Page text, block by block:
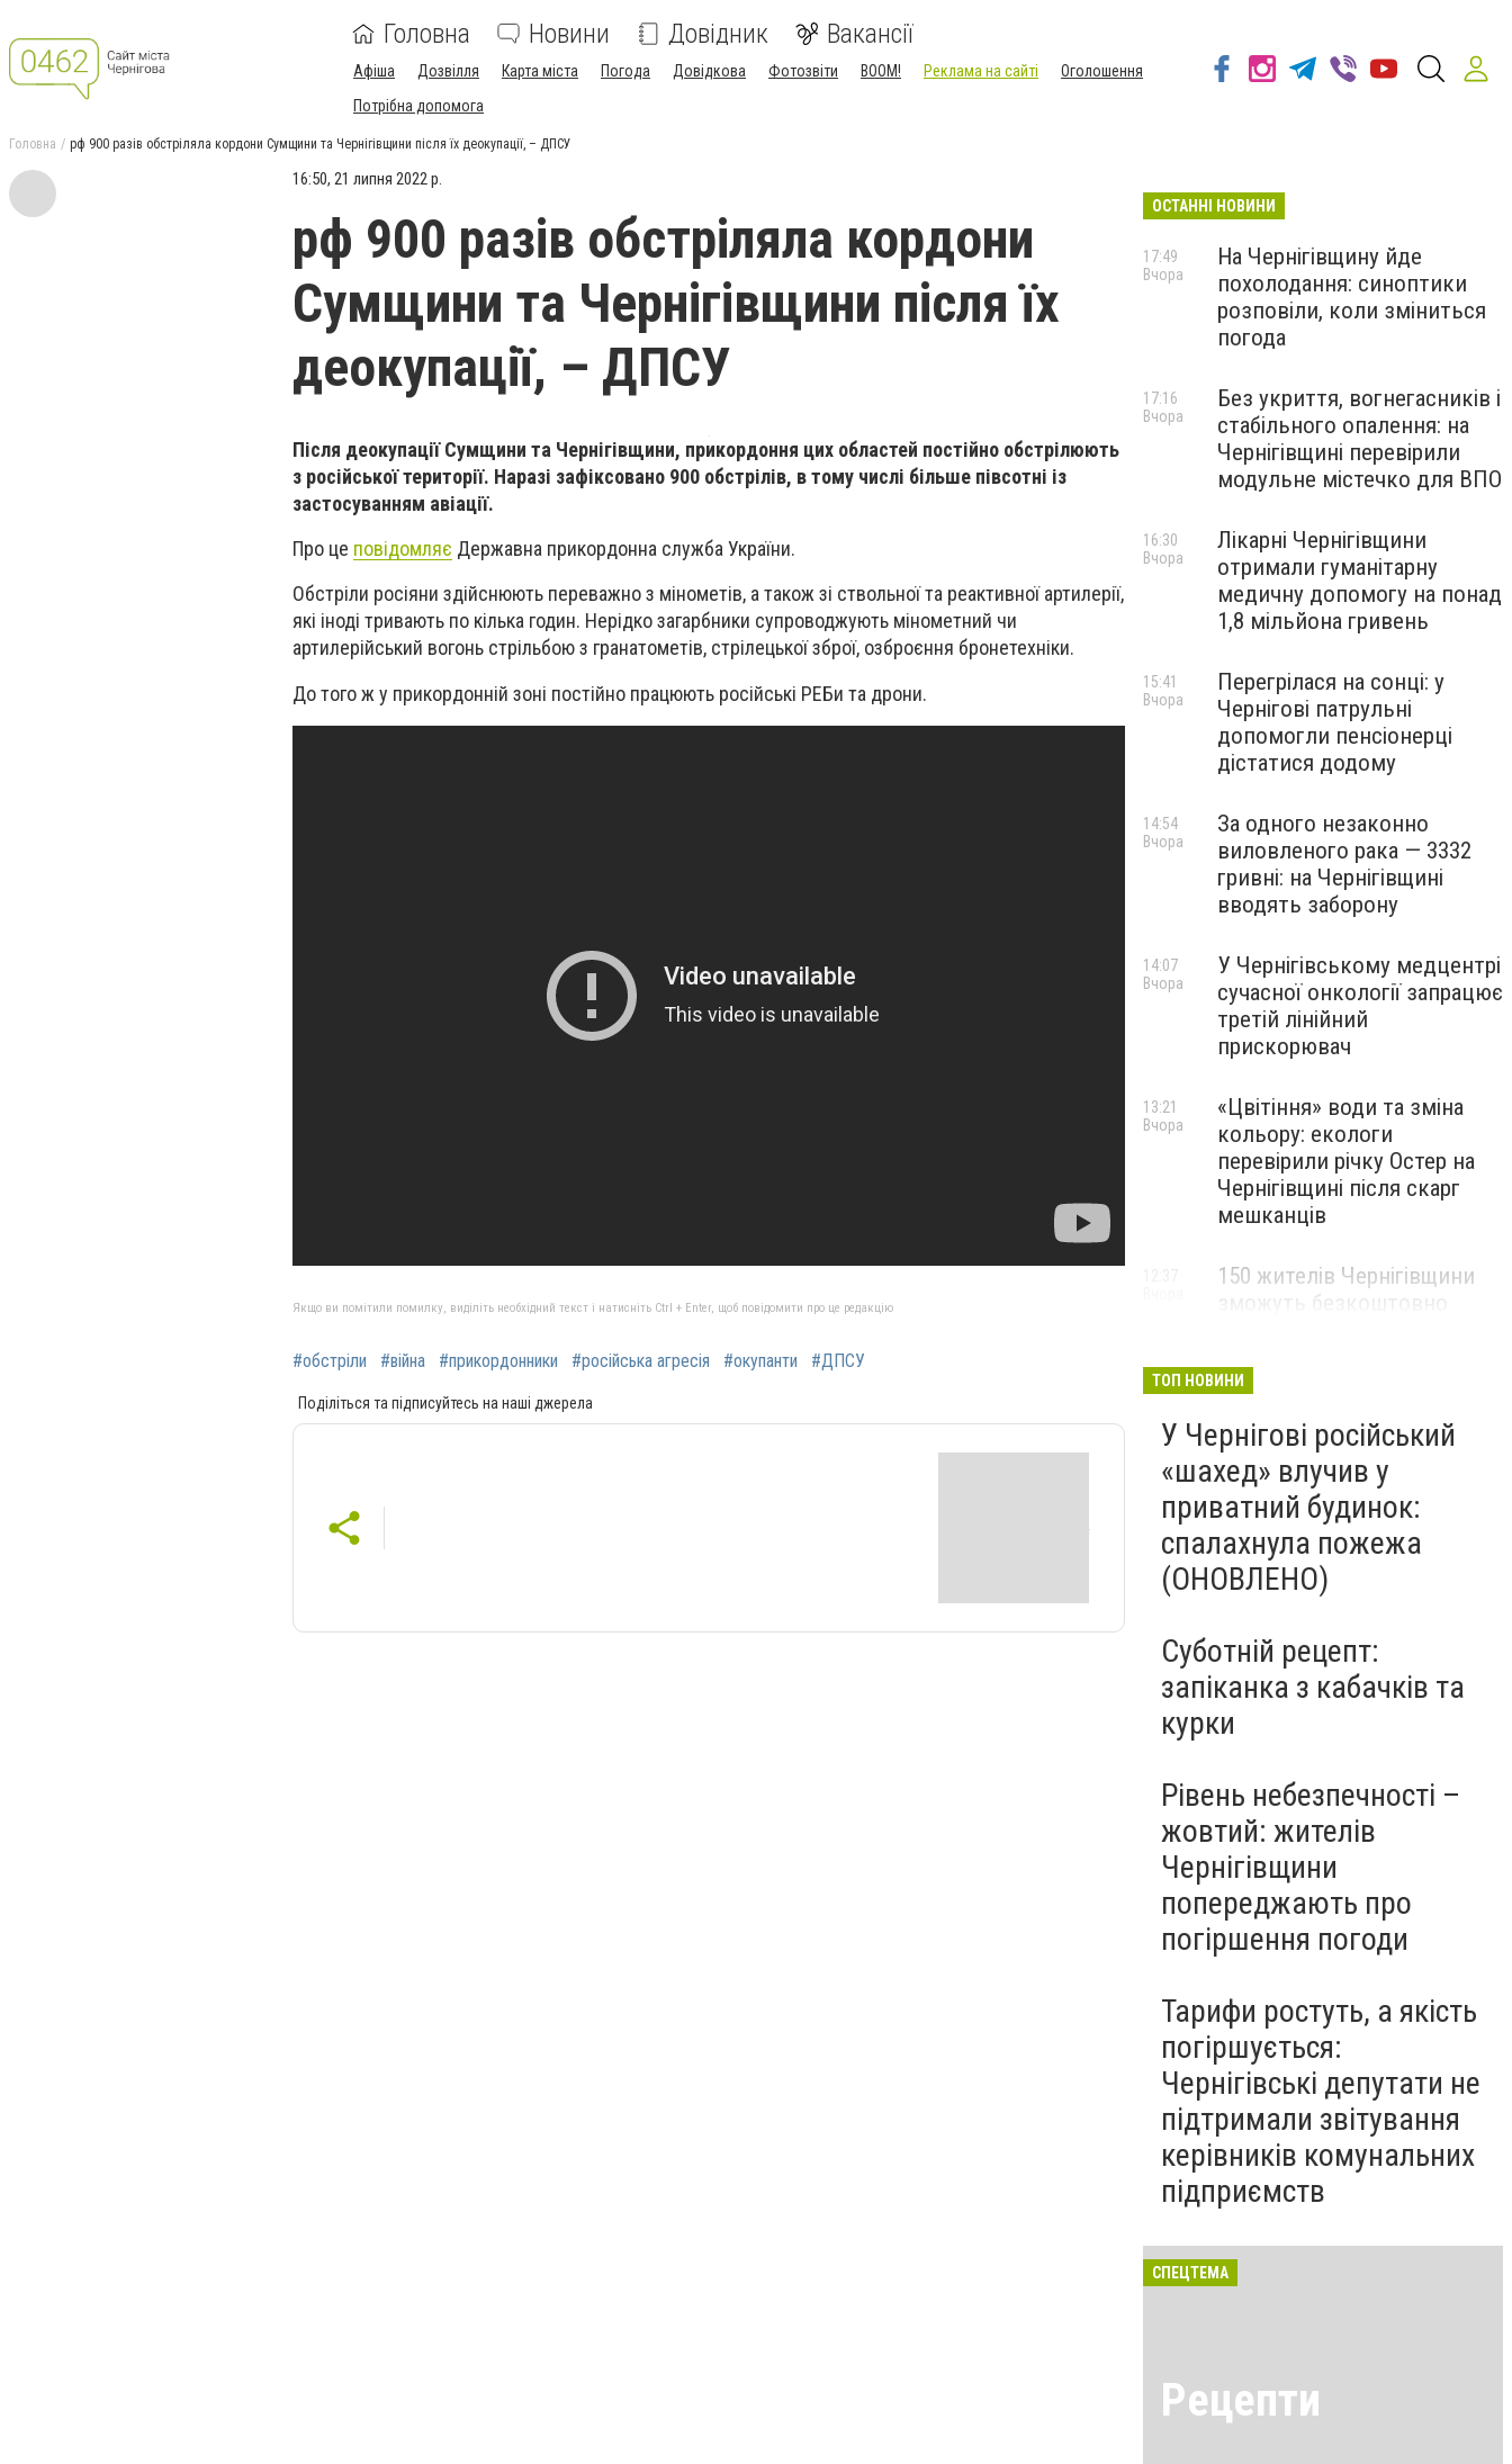
Головна Новини Довідник Вакансії
Афіша Дозвілля Карта міста Погода Довідкова Фотозвіти BOOM! Реклама на сайті
Оголошення
Потрібна допомога
Головна рф 900 разів обстріляла кордони Сумщини та Чернігівщини після їх деокупації, – ДПСУ
16:50, 21 липня 2022 р.
рф 900 разів обстріляла кордони
Сумщини та Чернігівщини після їх
деокупації, – ДПСУ
Після деокупації Сумщини та Чернігівщини, прикордоння цих областей постійно обстрілюють
з російської території. Наразі зафіксовано 900 обстрілів, в тому числі більше півсотні із
застосуванням авіації.
Про це повідомляє Державна прикордонна служба України.
Обстріли росіяни здійснюють переважно з мінометів, а також зі ствольної та реактивної артилерії,
які іноді тривають по кілька годин. Нерідко загарбники супроводжують мінометний чи
артилерійський вогонь стрільбою з гранатометів, стрілецької зброї, озброєння бронетехніки.
До того ж у прикордонній зоні постійно працюють російські РЕБи та дрони.
Якщо ви помітили помилку, виділіть необхідний текст і натисніть Ctrl + Enter, щоб повідомити про це редакцію
#обстріли #війна #прикордонники #російська агресія #окупанти #ДПСУ
Поділіться та підписуйтесь на наші джерела
ОСТАННІ НОВИНИ
На Чернігівщину йде
похолодання: синоптики
розповіли, коли зміниться
погода
17:49
Вчора
Без укриття, вогнегасників і
стабільного опалення: на
Чернігівщині перевірили
модульне містечко для ВПО
17:16
Вчора
Лікарні Чернігівщини
отримали гуманітарну
медичну допомогу на понад
1,8 мільйона гривень
16:30
Вчора
Перегрілася на сонці: у
Чернігові патрульні
допомогли пенсіонерці
дістатися додому
15:41
Вчора
За одного незаконно
виловленого рака — 3332
гривні: на Чернігівщині
вводять заборону
14:54
Вчора
У Чернігівському медцентрі
сучасної онкології запрацює
третій лінійний
прискорювач
14:07
Вчора
«Цвітіння» води та зміна
кольору: екологи
перевірили річку Остер на
Чернігівщині після скарг
мешканців
13:21
Вчора
150 жителів Чернігівщини
зможуть безкоштовно
ТОП НОВИНИ
У Чернігові російський
«шахед» влучив у
приватний будинок:
спалахнула пожежа
(ОНОВЛЕНО)
Суботній рецепт:
запіканка з кабачків та
курки
Рівень небезпечності –
жовтий: жителів
Чернігівщини
попереджають про
погіршення погоди
Тарифи ростуть, а якість
погіршується:
Чернігівські депутати не
підтримали звітування
керівників комунальних
підприємств
СПЕЦТЕМА
Рецепти